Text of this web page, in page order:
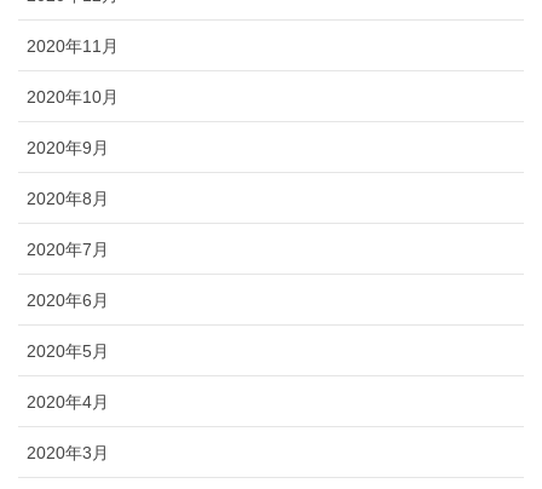
2020年11月
2020年10月
2020年9月
2020年8月
2020年7月
2020年6月
2020年5月
2020年4月
2020年3月